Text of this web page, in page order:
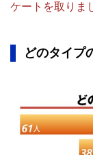
ケートを取りま
どのタイプ